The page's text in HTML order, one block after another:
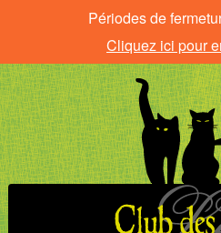
Périodes de
Cliquez ici pour